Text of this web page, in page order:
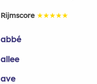
Rijmscore ★★★★★
abbé
allee
ave